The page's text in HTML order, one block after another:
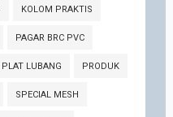
KOLOM PRAKTIS
PAGAR BRC PVC
PLAT LUBANG PRODUK
SPECIAL MESH